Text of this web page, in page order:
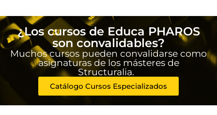
¿Los cursos de Educa PHAROS
son convalidables?
Muchos cursos pueden convalidarse como
asignaturas de los másteres de
Structuralia.
Catálogo Cursos Especializados